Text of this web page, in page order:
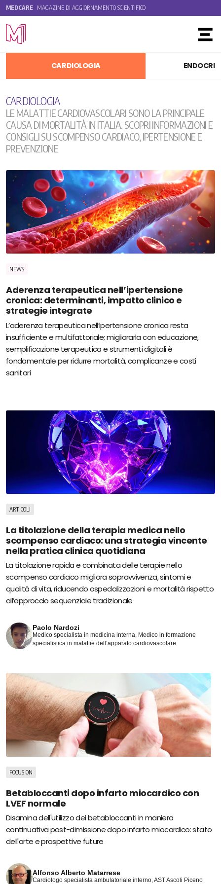
MEDCARE MAGAZINE DI AGGIORNAMENTO SCIENTIFICO
CARDIOLOGIA
CARDIOLOGIA
LE MALATTIE CARDIOVASCOLARI SONO LA PRINCIPALE
CAUSA DI MORTALITÀ IN ITALIA. SCOPRI INFORMAZIONI E
CONSIGLI SU SCOMPENSO CARDIACO, IPERTENSIONE E
PREVENZIONE
NEWS
Aderenza terapeutica nell’ipertensione
cronica: determinanti, impatto clinico e
strategie integrate
L’aderenza terapeutica nell’ipertensione cronica resta
insufficiente e multifattoriale; migliorarla con educazione,
semplificazione terapeutica e strumenti digitali è
fondamentale per ridurre mortalità, complicanze e costi
sanitari
ARTICOLI
La titolazione della terapia medica nello
scompenso cardiaco: una strategia vincente
nella pratica clinica quotidiana
La titolazione rapida e combinata delle terapie nello
scompenso cardiaco migliora sopravvivenza, sintomi e
qualità di vita, riducendo ospedalizzazioni e mortalità rispetto
all’approccio sequenziale tradizionale
Paolo Nardozi
Medico specialista in medicina interna, Medico in formazione
specialistica in malattie dell’apparato cardiovascolare
FOCUS ON
Betabloccanti dopo infarto miocardico con
LVEF normale
Disamina dell'utilizzo dei betabloccanti in maniera
continuativa post-dimissione dopo infarto miocardico: stato
dell'arte e prospettive future
Alfonso Alberto Matarrese
Cardiologo specialista ambulatoriale interno, AST Ascoli Piceno